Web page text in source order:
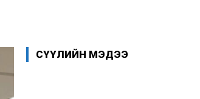
СҮҮЛИЙН МЭДЭЭ